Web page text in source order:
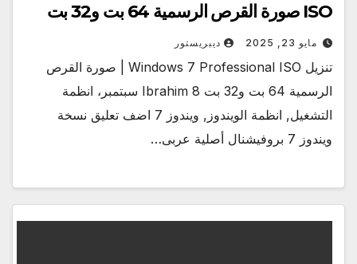
ISO صورة القرص الرسمية 64 بت و32 بت
مايو 23, 2025 ديبريستور
تنزيل Windows 7 Professional ISO | صورة القرص
الرسمية 64 بت و32 بت Ibrahim 8 سبتمبر، انظمة
التشغيل, انظمة الويندوز, ويندوز 7 اضف تعليق نسخة
ويندوز 7 بروفيشنال أصلية عربى…